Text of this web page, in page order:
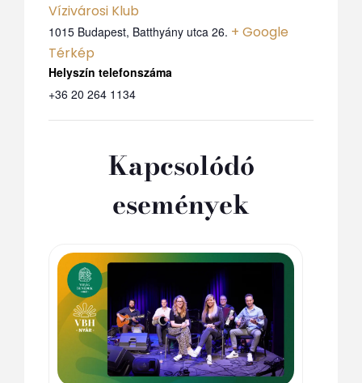
Vízivárosi Klub
1015 Budapest, Batthyány utca 26. + Google
Térkép
+36 20 264 1134
Kapcsolódó
események